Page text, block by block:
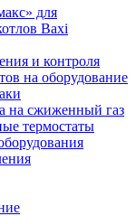
для
Baxi
и контроля
на оборудование
на сжиженный газ
термостаты